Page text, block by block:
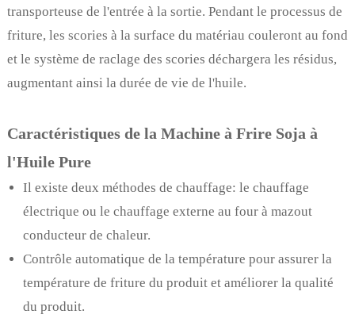
transporteuse de l'entrée à la sortie. Pendant le processus de
friture, les scories à la surface du matériau couleront au fond
et le système de raclage des scories déchargera les résidus,
augmentant ainsi la durée de vie de l'huile.
Caractéristiques de la Machine à Frire Soja à
l'Huile Pure
Il existe deux méthodes de chauffage: le chauffage
électrique ou le chauffage externe au four à mazout
conducteur de chaleur.
Contrôle automatique de la température pour assurer la
température de friture du produit et améliorer la qualité
du produit.